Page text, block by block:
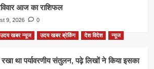
आज का राशिफल
9, 2026 0
उदय खबर न्यूज उदय खबर ब्रेकिंग देश विदेश न्यूज
था पर्यावरणीय संतुलन, पढ़े लिखों ने किया इसका